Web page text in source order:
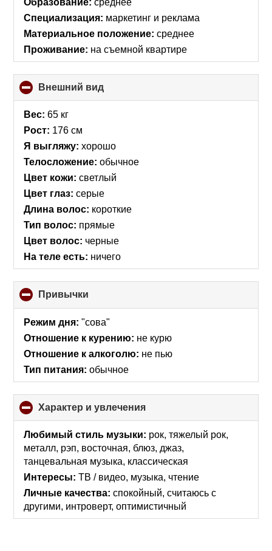
Специализация: маркетинг и реклама
Материальное положение: среднее
Проживание: на съемной квартире
Внешний вид
to
Вес: 65 кг
Рост: 176 см
Я выгляжу: хорошо
Телосложение: обычное
Цвет кожи: светлый
Цвет глаз: серые
Длина волос: короткие
Тип волос: прямые
Цвет волос: черные
На теле есть: ничего
Привычки
to
collapse
Режим дня: "сова"
Отношение к курению: не курю
Отношение к алкоголю: не пью
Тип питания: обычное
Характер и увлечения
to
collapse
contents
Любимый стиль музыки: рок, тяжелый рок,
металл, рэп, восточная, блюз, джаз,
танцевальная музыка, классическая
Интересы: ТВ / видео, музыка, чтение
Личные качества: спокойный, считаюсь с
другими, интроверт, оптимистичный